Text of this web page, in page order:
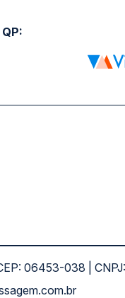
06453-038 |